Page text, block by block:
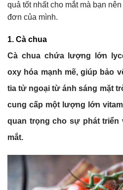
quả tốt nhất cho mắt mà bạn
đơn của mình.
1. Cà chua
Cà chua chứa lượng lớn
oxy hóa mạnh mẽ, giúp bảo
tia tử ngoại từ ánh sáng mặt
cung cấp một lượng lớn
quan trọng cho sự phát triển
mắt.